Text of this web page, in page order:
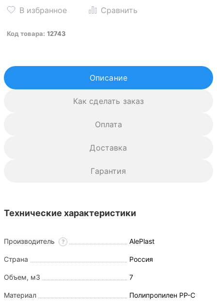
Код товара: 12743
Описание
Как сделать заказ
Оплата
Доставка
Гарантия
Технические характеристики
Производитель ? AlePlast
Страна Россия
Объем, м3 7
Материал Полипропилен PP-C